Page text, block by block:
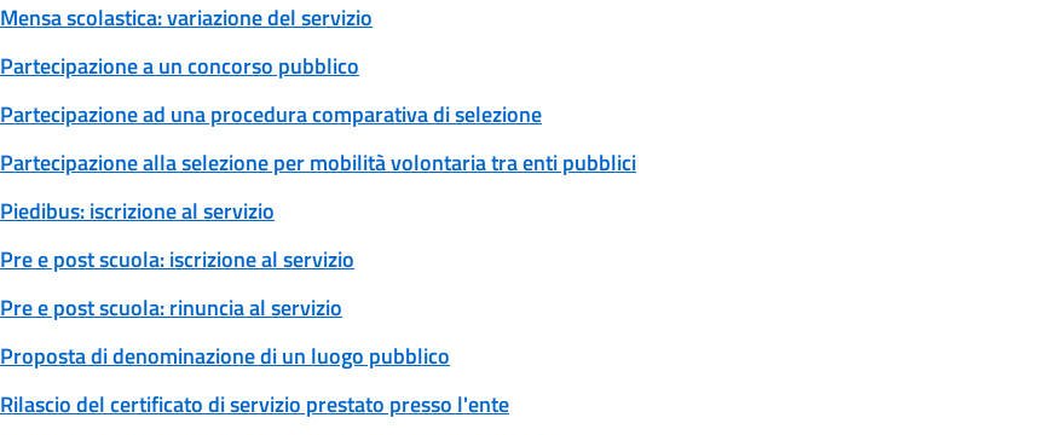
Mensa scolastica: variazione del servizio
Partecipazione a un concorso pubblico
Partecipazione ad una procedura comparativa di selezione
Partecipazione alla selezione per mobilità volontaria tra enti pubblici
Piedibus: iscrizione al servizio
Pre e post scuola: iscrizione al servizio
Pre e post scuola: rinuncia al servizio
Proposta di denominazione di un luogo pubblico
Rilascio del certificato di servizio prestato presso l'ente